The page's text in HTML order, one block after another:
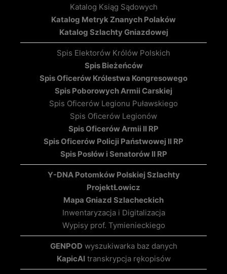
Katalog Ksiąg Sądowych
Katalog Metryk Znanych Polaków
Katalog Szlachty Gniazdowej
Spis Elektorów Królów Polskich
Spis Bieżeńców
Spis Oficerów Królestwa Kongresowego
Spis Poborowych Armii Carskiej
Spis Oficerów Legionu Puławskiego
Spis Oficerów Legionów
Spis Oficerów Armii II RP
Spis Oficerów Policji Państwowej II RP
Spis Posłów i Senatorów II RP
Y-DNA Potomków Polskiej Szlachty
ProjektŁowicz
Mapa Gniazd Szlacheckich
Inwentaryzacja i Digitalizacja
Wypisy prof. Tymienieckiego
GENPOD wyszukiwarka baz danych
KapicAItranskrypcja rękopisów